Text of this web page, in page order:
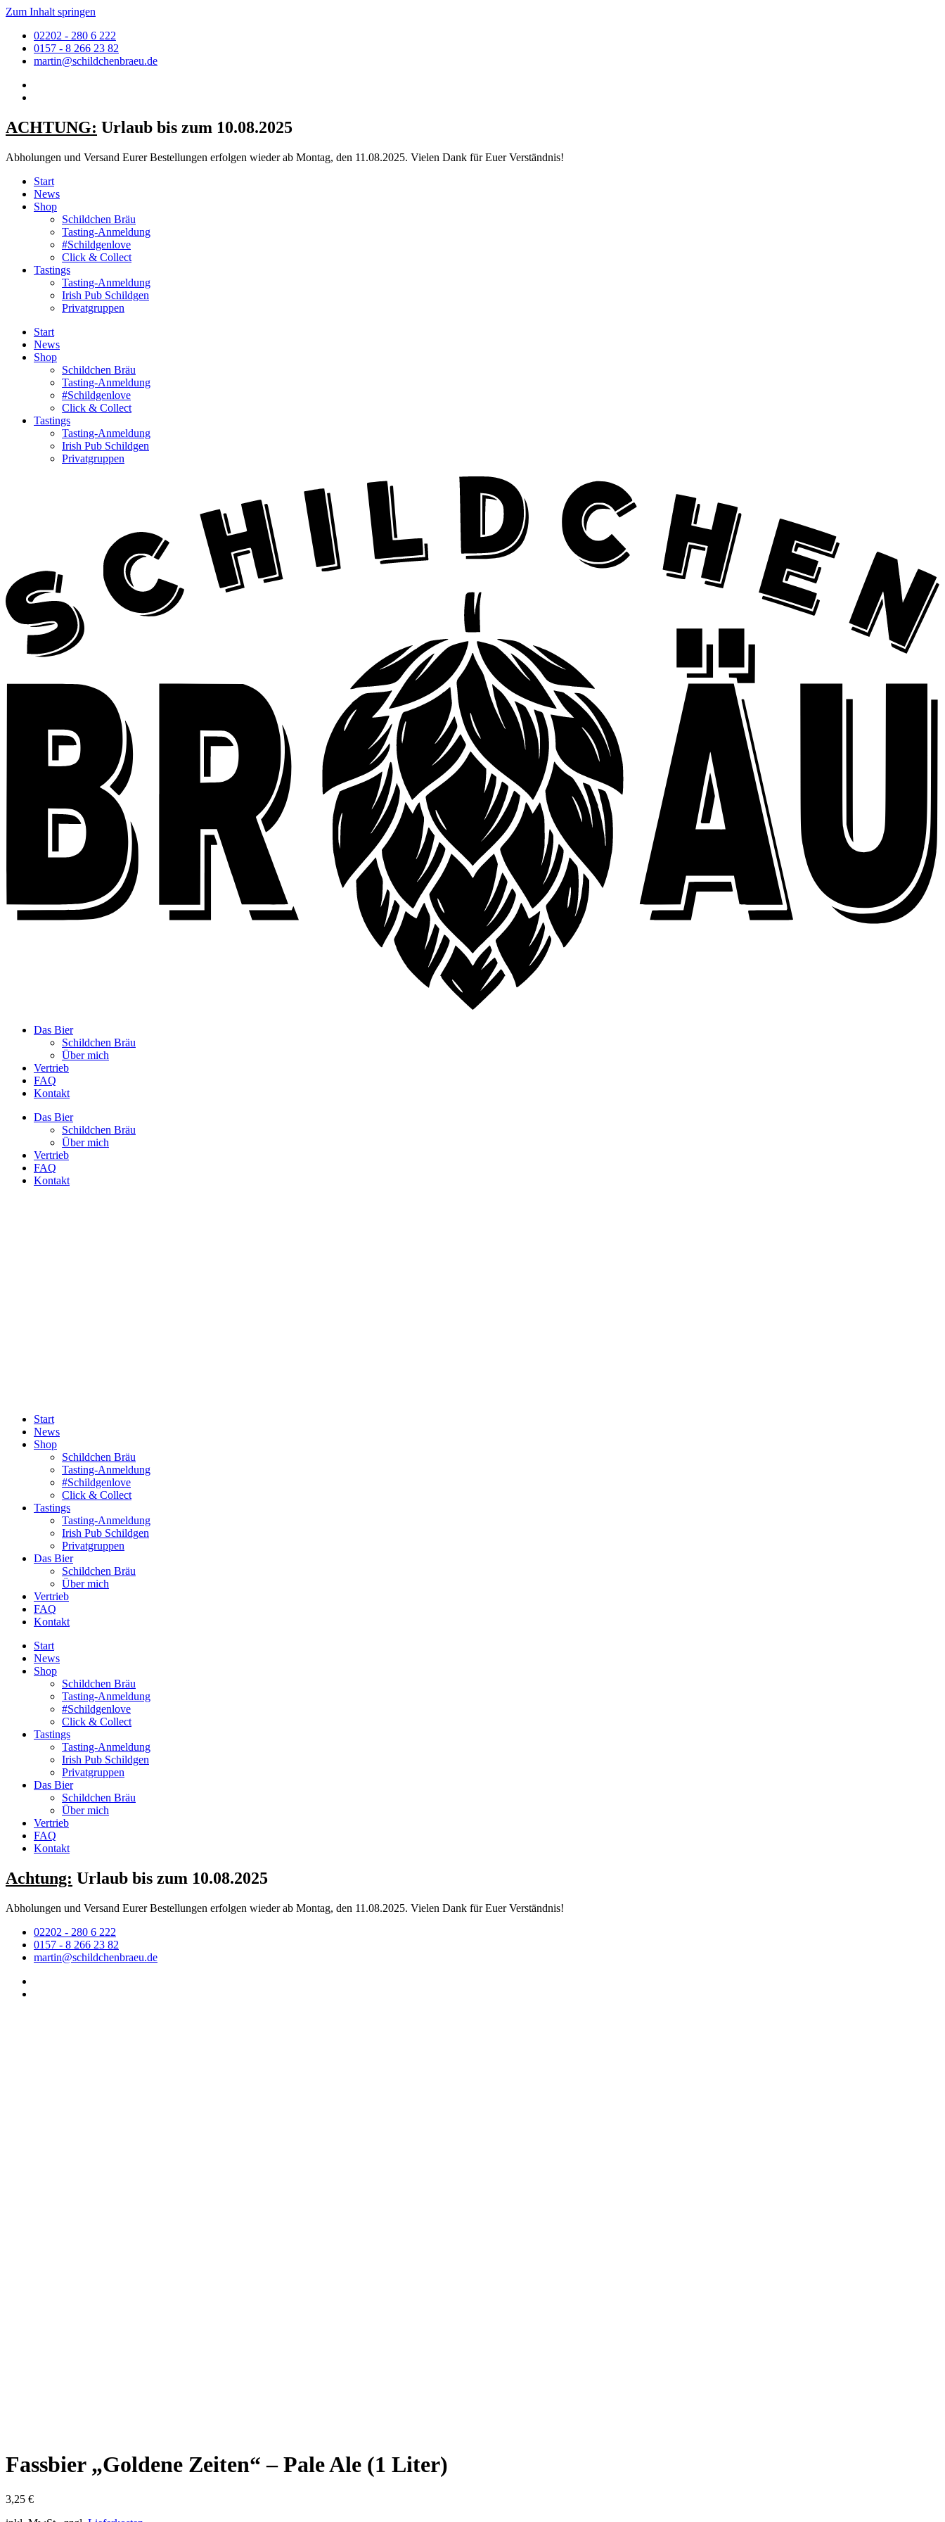
Zum Inhalt springen
02202 - 280 6 222
0157 - 8 266 23 82
martin@schildchenbraeu.de
ACHTUNG: Urlaub bis zum 10.08.2025
Abholungen und Versand Eurer Bestellungen erfolgen wieder ab Montag, den 11.08.2025. Vielen Dank für Euer Verständnis!
Start
News
Shop
Schildchen Bräu
Tasting-Anmeldung
#Schildgenlove
Click & Collect
Tastings
Tasting-Anmeldung
Irish Pub Schildgen
Privatgruppen
Start
News
Shop
Schildchen Bräu
Tasting-Anmeldung
#Schildgenlove
Click & Collect
Tastings
Tasting-Anmeldung
Irish Pub Schildgen
Privatgruppen
Das Bier
Schildchen Bräu
Über mich
Vertrieb
FAQ
Kontakt
Das Bier
Schildchen Bräu
Über mich
Vertrieb
FAQ
Kontakt
Start
News
Shop
Schildchen Bräu
Tasting-Anmeldung
#Schildgenlove
Click & Collect
Tastings
Tasting-Anmeldung
Irish Pub Schildgen
Privatgruppen
Das Bier
Schildchen Bräu
Über mich
Vertrieb
FAQ
Kontakt
Start
News
Shop
Schildchen Bräu
Tasting-Anmeldung
#Schildgenlove
Click & Collect
Tastings
Tasting-Anmeldung
Irish Pub Schildgen
Privatgruppen
Das Bier
Schildchen Bräu
Über mich
Vertrieb
FAQ
Kontakt
Achtung: Urlaub bis zum 10.08.2025
Abholungen und Versand Eurer Bestellungen erfolgen wieder ab Montag, den 11.08.2025. Vielen Dank für Euer Verständnis!
02202 - 280 6 222
0157 - 8 266 23 82
martin@schildchenbraeu.de
Fassbier „Goldene Zeiten“ – Pale Ale (1 Liter)
3,25 €